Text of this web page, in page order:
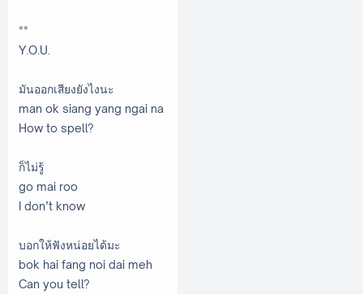
**
Y.O.U.
มันออกเสียงยังไงนะ
man ok siang yang ngai na
How to spell?
ก็ไม่รู้
go mai roo
I don’t know
บอกให้ฟังหน่อยได้มะ
bok hai fang noi dai meh
Can you tell?